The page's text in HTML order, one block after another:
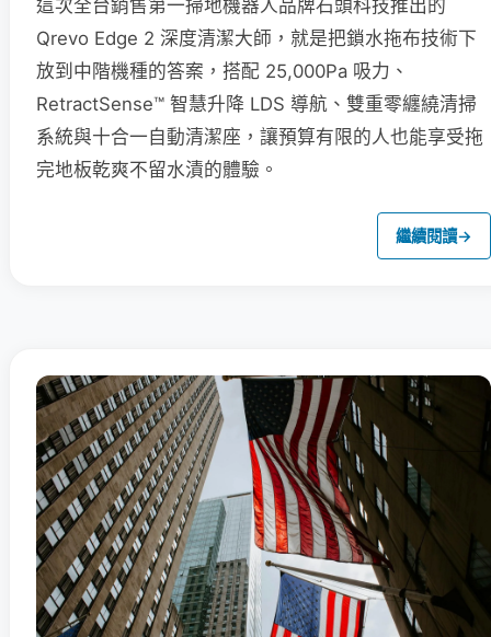
這次全台銷售第一掃地機器人品牌石頭科技推出的
Qrevo Edge 2 深度清潔大師，就是把鎖水拖布技術下
放到中階機種的答案，搭配 25,000Pa 吸力、
RetractSense™ 智慧升降 LDS 導航、雙重零纏繞清掃
系統與十合一自動清潔座，讓預算有限的人也能享受拖
完地板乾爽不留水漬的體驗。
繼續閱讀→